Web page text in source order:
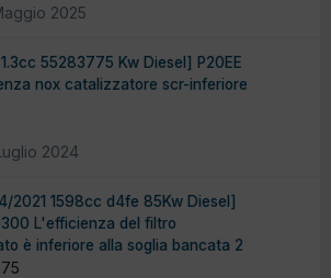
2025
55283775 Kw Diesel] P20EE
nox catalizzatore scr-inferiore
2024
2021 1598cc d4fe 85Kw Diesel]
L'efficienza del filtro
è inferiore alla soglia bancata 2